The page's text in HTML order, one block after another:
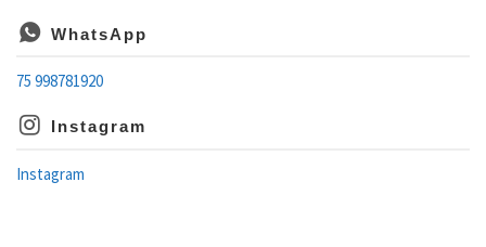
WhatsApp
75 998781920
Instagram
Instagram